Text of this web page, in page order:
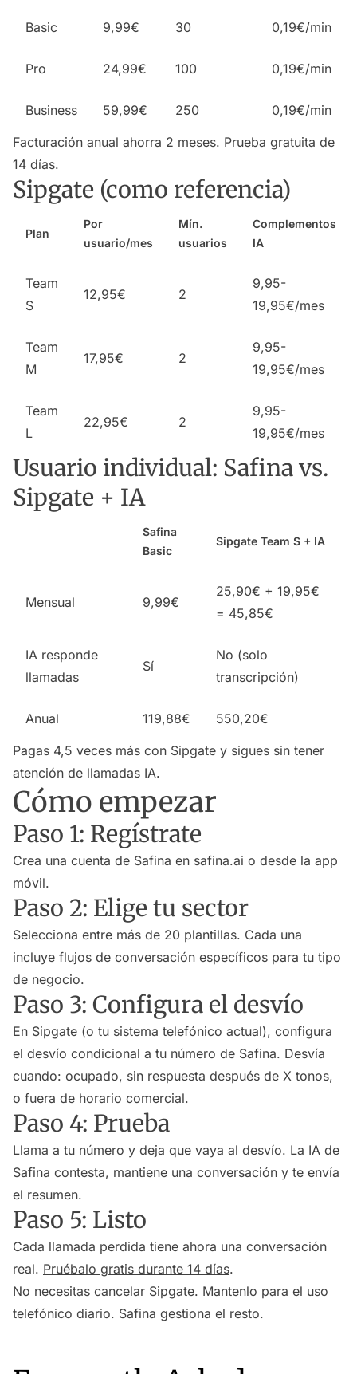
Basic 9,99€ 30 0,19€/min
Pro 24,99€ 100 0,19€/min
Business 59,99€ 250
0,19€/min
Facturación anual ahorra 2 meses. Prueba gratuita de
14 días.
Sipgate (como referencia)
Plan
Por
usuario/mes
Mín.
usuarios
Complementos
IA
Team
S
12,95€ 2
9,95-
19,95€/mes
Team
M
17,95€ 2
9,95-
19,95€/mes
Team
L
22,95€ 2
9,95-
19,95€/mes
Usuario individual: Safina vs.
Sipgate + IA
Safina
Basic
Sipgate Team S + IA
Mensual 9,99€
25,90€ + 19,95€
= 45,85€
IA responde
llamadas
Sí
No (solo
transcripción)
Anual 119,88€
550,20€
Pagas 4,5 veces más con Sipgate y sigues sin tener
atención de llamadas IA.
Cómo empezar
Paso 1: Regístrate
Crea una cuenta de Safina en safina.ai o desde la app
móvil.
Paso 2: Elige tu sector
Selecciona entre más de 20 plantillas. Cada una
incluye flujos de conversación específicos para tu tipo
de negocio.
Paso 3: Configura el desvío
En Sipgate (o tu sistema telefónico actual), configura
el desvío condicional a tu número de Safina. Desvía
cuando: ocupado, sin respuesta después de X tonos,
o fuera de horario comercial.
Paso 4: Prueba
Llama a tu número y deja que vaya al desvío. La IA de
Safina contesta, mantiene una conversación y te envía
el resumen.
Paso 5: Listo
Cada llamada perdida tiene ahora una conversación
real. Pruébalo gratis durante 14 días.
No necesitas cancelar Sipgate. Mantenlo para el uso
telefónico diario. Safina gestiona el resto.